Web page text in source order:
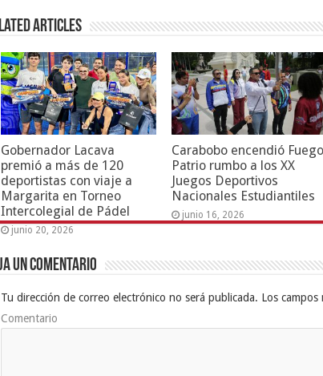
Articles
Gobernador Lacava
premió a más de 120
deportistas con viaje a
Margarita en Torneo
Intercolegial de Pádel
junio 20, 2026
Carabobo encendió Fuego
Patrio rumbo a los XX
Juegos Deportivos
Nacionales Estudiantiles
junio 16, 2026
un comentario
Tu dirección de correo electrónico no será publicada. Los campos
Comentario